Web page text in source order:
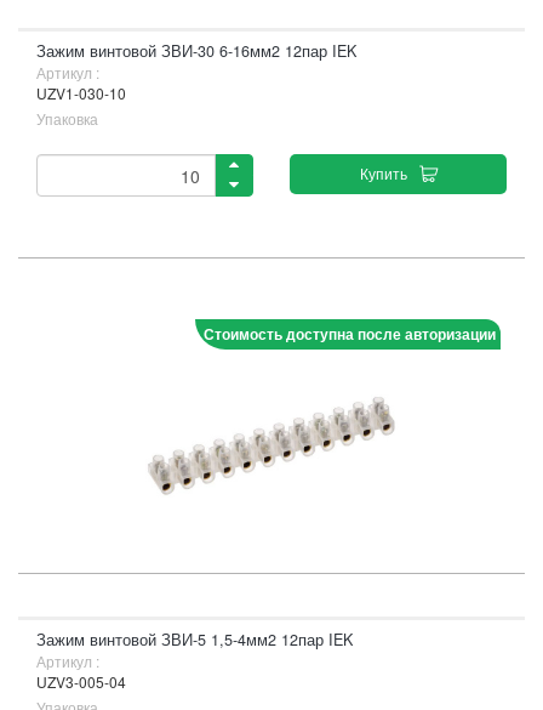
Зажим винтовой ЗВИ-30 6-16мм2 12пар IEK
Артикул :
UZV1-030-10
Упаковка
Купить
Стоимость доступна после авторизации
Зажим винтовой ЗВИ-5 1,5-4мм2 12пар IEK
Артикул :
UZV3-005-04